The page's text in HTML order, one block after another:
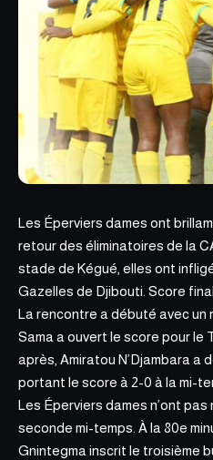
Les Éperviers dames ont
retour des éliminatoires de la
stade de Kégué, elles ont
Gazelles de Djibouti . Score
La rencontre a débuté avec un
Sama a ouvert le score pour le
après, Amiratou N’Djambara a
portant le score à 2-0 à la mi-
Les Éperviers dames n’ont
seconde mi-temps. À la 80e
Gnintegma inscrit le troisième